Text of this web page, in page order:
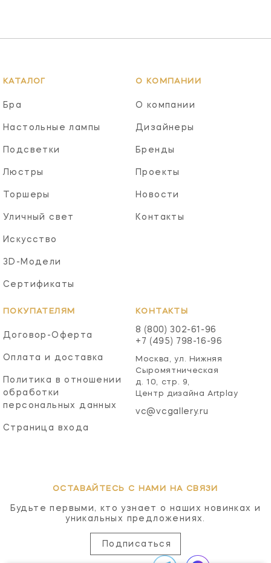
КАТАЛОГ
Бра
Настольные лампы
Подсветки
Люстры
Торшеры
Уличный свет
Искусство
3D-Модели
Сертификаты
О КОМПАНИИ
О компании
Дизайнеры
Бренды
Проекты
Новости
Контакты
ПОКУПАТЕЛЯМ
Договор-Оферта
Оплата и доставка
Политика в отношении
обработки
персональных данных
Страница входа
КОНТАКТЫ
8 (800) 302-61-96
+7 (495) 798-16-96
Москва, ул. Нижняя
Сыромятническая
д. 10, стр. 9,
Центр дизайна Artplay
vc@vcgallery.ru
ОСТАВАЙТЕСЬ С НАМИ НА СВЯЗИ
Будьте первыми, кто узнает о наших новинках и
уникальных предложениях.
Подписаться